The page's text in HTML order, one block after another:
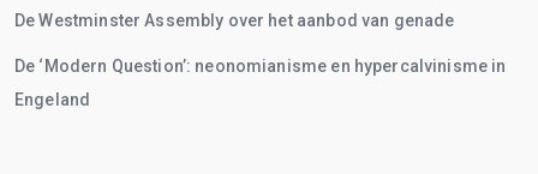
De Westminster Assembly over het aanbod van genade
De ‘Modern Question’: neonomianisme en hypercalvinisme in
Engeland